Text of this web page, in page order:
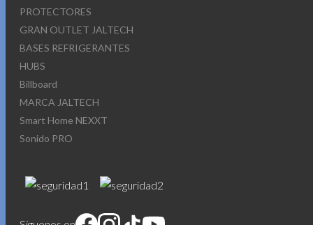
PROTECTORES
GRAN OUTLET JALTECH
BASES REFRIGERANTES
HUBS
Billboard
MARCA JALTECH
Smart Home NEXXT
Sonido PRO